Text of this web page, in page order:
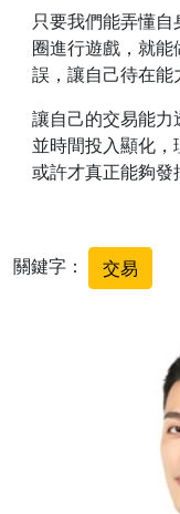
只要我們能弄懂
圈進行遊戲，就
誤，讓自己待在能
讓自己的交易能力
並時間投入顯化，
或許才真正能夠發
關鍵字： 交易